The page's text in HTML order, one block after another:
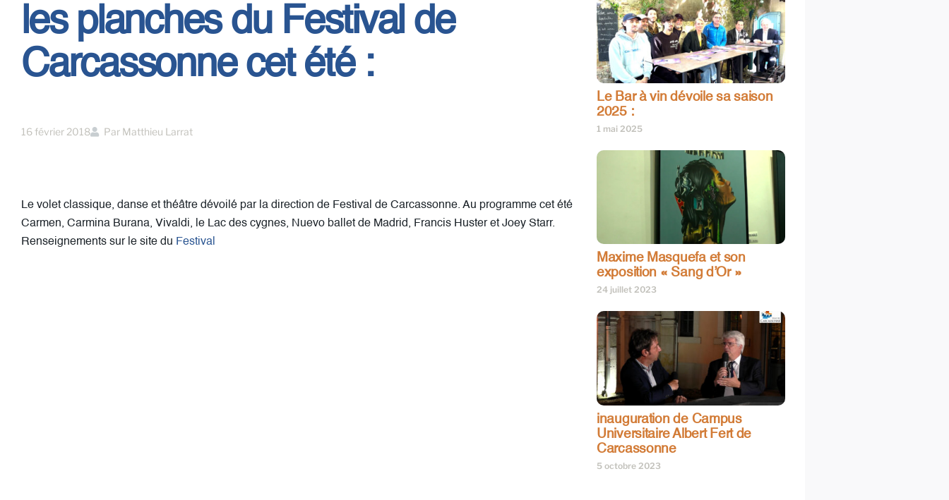
les planches du Festival de
Carcassonne cet été :
16 février 2018 Par Matthieu Larrat
Le volet classique, danse et théâtre dévoilé par la direction de Festival de Carcassonne. Au programme cet été
Carmen, Carmina Burana, Vivaldi, le Lac des cygnes, Nuevo ballet de Madrid, Francis Huster et Joey Starr.
Renseignements sur le site du Festival
Le Bar à vin dévoile sa saison
2025 :
1 mai 2025
Maxime Masquefa et son
exposition « Sang d’Or »
24 juillet 2023
inauguration de Campus
Universitaire Albert Fert de
Carcassonne
5 octobre 2023